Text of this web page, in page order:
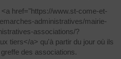
href="https://www.st-come-et-
administratives/mairie-
associations/?
tiers</a> qu'à partir du jour où ils
des associations.